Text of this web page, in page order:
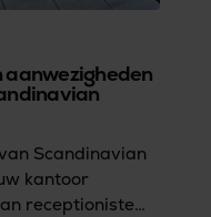
Scandinavian
kantoor
receptioniste